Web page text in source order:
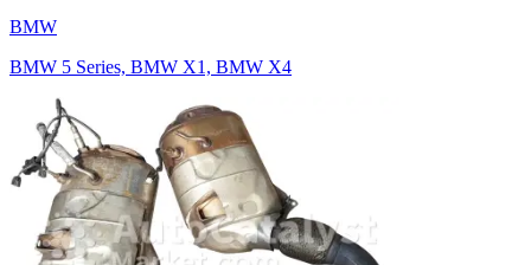
BMW
BMW 5 Series, BMW X1, BMW X4